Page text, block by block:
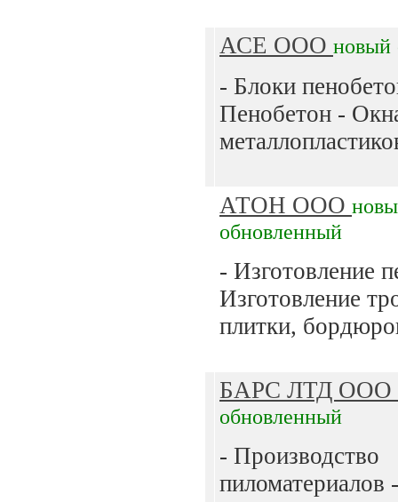
АСЕ ООО новый
- Блоки
Пенобетон -
АТОН ООО
обновленный
- Изготовление
Изготовление
плитки,
БАРС ЛТД ООО
обновленный
- Производство
пиломатериалов -